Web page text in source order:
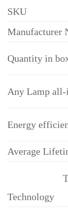
SKU
Manufacturer
Quantity in
Any Lamp
Energy
Average
Technology